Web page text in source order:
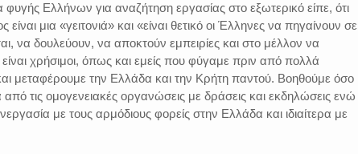
φυγής Ελλήνων για αναζήτηση εργασίας στο εξωτερικό είπε, ότι
μια «γειτονιά» και «είναι θετικό οι Έλληνες να πηγαίνουν σε
να δουλεύουν, να αποκτούν εμπειρίες και στο μέλλον να
χρήσιμοι, όπως και εμείς που φύγαμε πριν από πολλά
μεταφέρουμε την Ελλάδα και την Κρήτη παντού. Βοηθούμε όσο
τις ομογενειακές οργανώσεις με δράσεις και εκδηλώσεις ενώ
με τους αρμόδιους φορείς στην Ελλάδα και ιδιαίτερα με